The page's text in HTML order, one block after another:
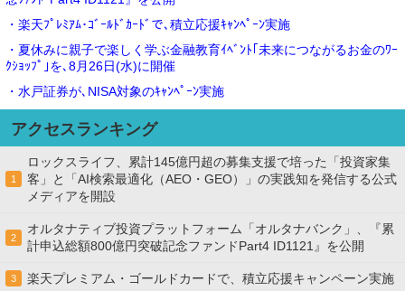
・楽天ﾌﾟﾚﾐｱﾑ･ｺﾞｰﾙﾄﾞｶｰﾄﾞで､積立応援ｷｬﾝﾍﾟｰﾝ実施
・夏休みに親子で楽しく学ぶ金融教育ｲﾍﾞﾝﾄ｢未来につながるお金のﾜｰ
ｸｼｮｯﾌﾟ｣を､8月26日(水)に開催
・水戸証券が､NISA対象のｷｬﾝﾍﾟｰﾝ実施
アクセスランキング
1
ロックスライフ、累計145億円超の募集支援で培った「投資家集
客」と「AI検索最適化（AEO・GEO）」の実践知を発信する公式
メディアを開設
2
オルタナティブ投資プラットフォーム「オルタナバンク」、『累
計申込総額800億円突破記念ファンドPart4 ID1121』を公開
3 楽天プレミアム・ゴールドカードで、積立応援キャンペーン実施